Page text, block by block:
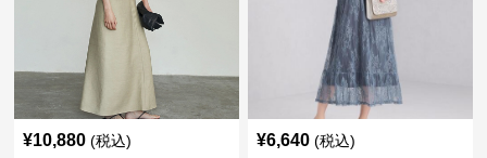
¥10,880 (税込) ¥6,640 (税込)